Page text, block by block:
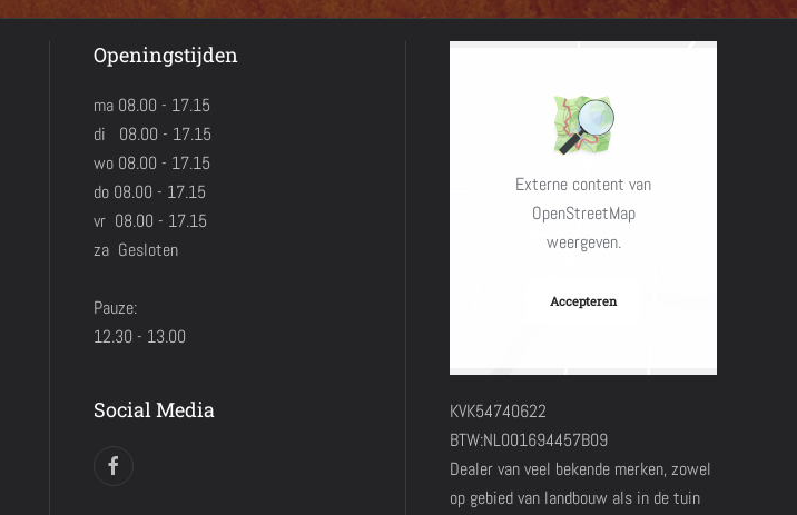
Openingstijden
ma 08.00 - 17.15
di 08.00 - 17.15
wo 08.00 - 17.15
do 08.00 - 17.15
vr 08.00 - 17.15
za Gesloten
Pauze:
12.30 - 13.00
Social Media
Externe content van
OpenStreetMap
weergeven.
Accepteren
KVK54740622
BTW:NL001694457B09
Dealer van veel bekende merken, zowel
op gebied van landbouw als in de tuin